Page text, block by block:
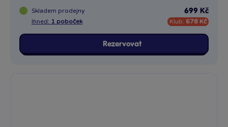
Skladem prodejny
Ihned: 1 poboček
699 Kč
Klub: 678 Kč
Rezervovat